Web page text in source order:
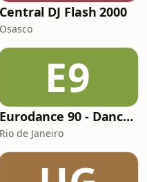
Central DJ Flash 2000
Osasco
E9
Eurodance 90 - Dance Anos 90
Rio de Janeiro